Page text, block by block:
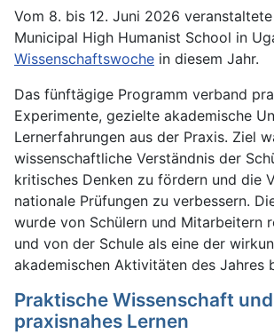
Vom 8. bis 12. Juni 2026
Municipal High Humanist School in
Wissenschaftswoche in diesem Jahr.
Das fünftägige Programm verband
Experimente, gezielte akademische
Lernerfahrungen aus der Praxis. Ziel
wissenschaftliche Verständnis der
kritisches Denken zu fördern und die
nationale Prüfungen zu verbessern.
wurde von Schülern und Mitarbeitern
und von der Schule als eine der
akademischen Aktivitäten des Jahres
Praktische Wissenschaft und
praxisnahes Lernen